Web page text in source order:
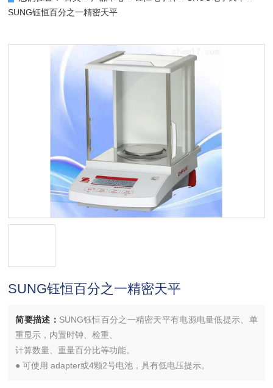
SUNG钰恒百分之一精密天平
SUNG钰恒百分之一精密天平
简要描述： SUNG钰恒百分之一精密天平有电源电量低提示、单
重显示，内置时钟、检重、
计算数量、重量百分比等功能。
● 可使用 adapter或4颗2号电池，具有低电压提示。